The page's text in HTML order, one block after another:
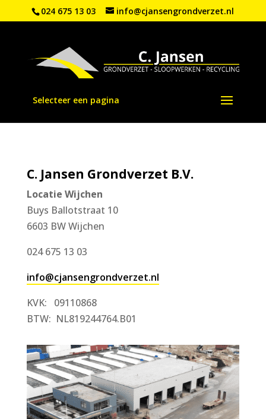
024 675 13 03 info@cjansengrondverzet.nl
Selecteer een pagina
C. Jansen Grondverzet B.V.
Locatie Wijchen
Buys Ballotstraat 10
6603 BW Wijchen
024 675 13 03
info@cjansengrondverzet.nl
KVK: 09110868
BTW: NL819244764.B01